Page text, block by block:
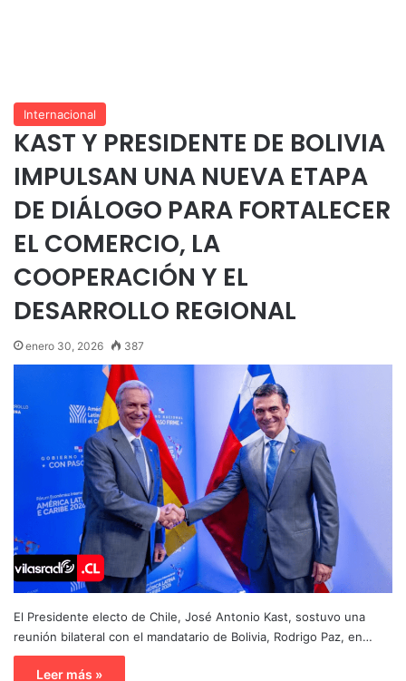
Internacional
KAST Y PRESIDENTE DE BOLIVIA
IMPULSAN UNA NUEVA ETAPA
DE DIÁLOGO PARA FORTALECER
EL COMERCIO, LA
COOPERACIÓN Y EL
DESARROLLO REGIONAL
enero 30, 2026 387
El Presidente electo de Chile, José Antonio Kast, sostuvo una
reunión bilateral con el mandatario de Bolivia, Rodrigo Paz, en…
Leer más »